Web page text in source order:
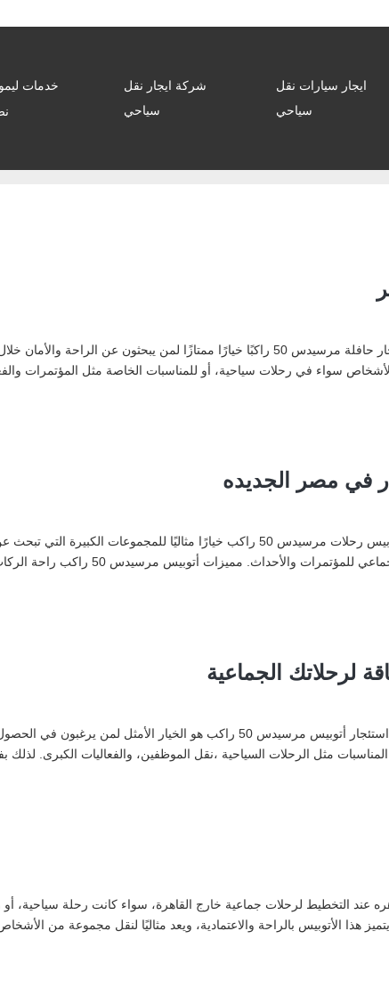
ايجار سيارات نقل
سياحي
شركة ايجار نقل
سياحي
خدمات
ايجار اتوبيسات سياحي ايجار اتوبيس مرسيدس 50 للرحلات والسفر يعد استئجار حافلة مرسيدس 50 راكبًا خيارًا
سواء في رحلات سياحية، أو للمناسبات الخاصة مثل المؤتمرات
ايجار اتوبيس سياحيي ايجار اتوبيس رحلات مرسيدس 50 راكب يعتبر تأجير أتوبيس رحلات مرسيدس 50 راكب
خيارًا مفضلاً للمسافرين في المناسبات الخاصة، الرحلات
استئجار اتوبيسات سياحيه ايجار اتوبيس مرسيدس 50 راكب للرحلات الفاخره استئجار أتوبيس
مثل الرحلات السياحية ،نقل الموظفين، والفعاليات الكبرى.
ميتسوبيشي 28 راكب لرحلات خارج القاهره عند التخطيط لرحلات جماعية خارج القاهرة، سواء كانت